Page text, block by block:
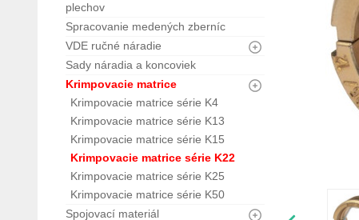
plechov
Spracovanie medených zberníc
VDE ručné náradie
Sady náradia a koncoviek
Krimpovacie matrice
Krimpovacie matrice série K4
Krimpovacie matrice série K13
Krimpovacie matrice série K15
Krimpovacie matrice série K22
Krimpovacie matrice série K25
Krimpovacie matrice série K50
Spojovací materiál